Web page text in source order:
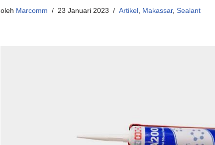
oleh Marcomm 23 Januari 2023 Artikel, Makassar, Sealant